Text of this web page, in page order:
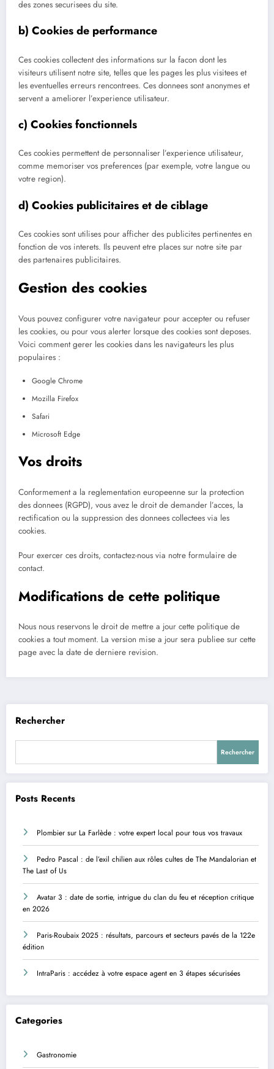
des zones securisees du site.
b) Cookies de performance
Ces cookies collectent des informations sur la facon dont les
visiteurs utilisent notre site, telles que les pages les plus visitees et
les eventuelles erreurs rencontrees. Ces donnees sont anonymes et
servent a ameliorer l’experience utilisateur.
c) Cookies fonctionnels
Ces cookies permettent de personnaliser l’experience utilisateur,
comme memoriser vos preferences (par exemple, votre langue ou
votre region).
d) Cookies publicitaires et de ciblage
Ces cookies sont utilises pour afficher des publicites pertinentes en
fonction de vos interets. Ils peuvent etre places sur notre site par
des partenaires publicitaires.
Gestion des cookies
Vous pouvez configurer votre navigateur pour accepter ou refuser
les cookies, ou pour vous alerter lorsque des cookies sont deposes.
Voici comment gerer les cookies dans les navigateurs les plus
populaires :
Google Chrome
Mozilla Firefox
Safari
Microsoft Edge
Vos droits
Conformement a la reglementation europeenne sur la protection
des donnees (RGPD), vous avez le droit de demander l’acces, la
rectification ou la suppression des donnees collectees via les
cookies.
Pour exercer ces droits, contactez-nous via notre formulaire de
contact.
Modifications de cette politique
Nous nous reservons le droit de mettre a jour cette politique de
cookies a tout moment. La version mise a jour sera publiee sur cette
page avec la date de derniere revision.
Rechercher
Rechercher
Posts Recents
Plombier sur La Farlède : votre expert local pour tous vos travaux
Pedro Pascal : de l’exil chilien aux rôles cultes de The Mandalorian et
The Last of Us
Avatar 3 : date de sortie, intrigue du clan du feu et réception critique
en 2026
Paris-Roubaix 2025 : résultats, parcours et secteurs pavés de la 122e
édition
IntraParis : accédez à votre espace agent en 3 étapes sécurisées
Categories
Gastronomie